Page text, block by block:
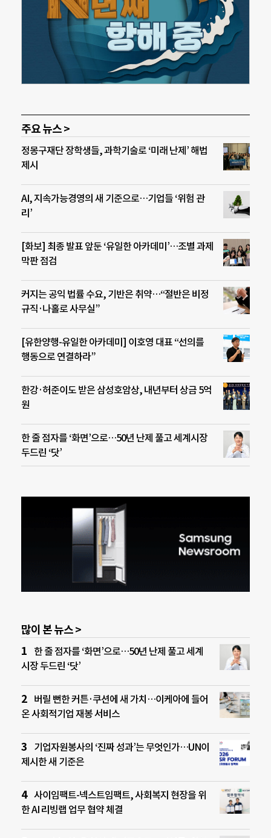
주요 뉴스 >
정몽구재단 장학생들, 과학기술로 ‘미래 난제’ 해법
제시
AI, 지속가능경영의 새 기준으로…기업들 ‘위험 관
리’
[화보] 최종 발표 앞둔 ‘유일한 아카데미’…조별 과제
막판 점검
커지는 공익 법률 수요, 기반은 취약…“절반은 비정
규직·나홀로 사무실”
[유한양행-유일한 아카데미] 이호영 대표 “선의를
행동으로 연결하라”
한강·허준이도 받은 삼성호암상, 내년부터 상금 5억
원
한 줄 점자를 ‘화면’으로…50년 난제 풀고 세계시장
두드린 ‘닷’
많이 본 뉴스 >
한 줄 점자를 ‘화면’으로…50년 난제 풀고 세계
시장 두드린 ‘닷’
버릴 뻔한 커튼·쿠션에 새 가치…이케아에 들어
온 사회적기업 재봉 서비스
기업자원봉사의 ‘진짜 성과’는 무엇인가…UN이
제시한 새 기준은
사이임팩트-넥스트임팩트, 사회복지 현장을 위
한 AI 리빙랩 업무 협약 체결